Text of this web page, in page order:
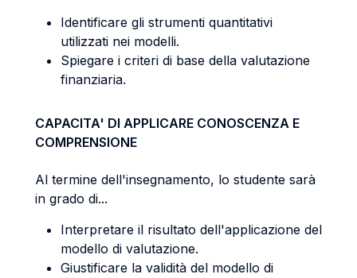
Identificare gli strumenti quantitativi
utilizzati nei modelli.
Spiegare i criteri di base della valutazione
finanziaria.
CAPACITA' DI APPLICARE CONOSCENZA E
COMPRENSIONE
Al termine dell'insegnamento, lo studente sarà
in grado di...
Interpretare il risultato dell'applicazione del
modello di valutazione.
Giustificare la validità del modello di